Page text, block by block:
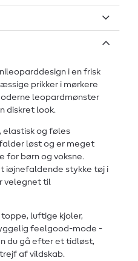
i en frisk
prikker i mørkere
leopardmønster
diskret look.
elastisk og føles
løst og er meget
for børn og voksne.
iøjnefaldende stykke tøj i
velegnet til
luftige kjoler,
feelgood-mode -
du gå efter et tidløst,
af vildskab.